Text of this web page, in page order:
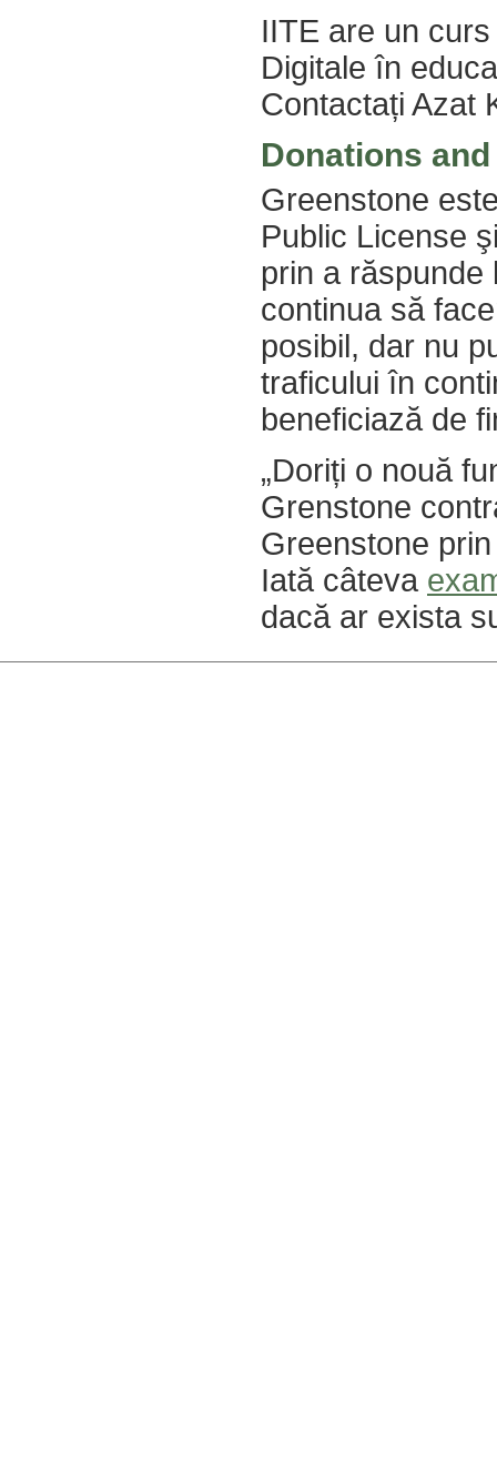
IITE are un
Digitale în
Contactați Azat
Donations
Greenstone
Public License
prin a răspunde
continua să
posibil, dar nu
traficului în
beneficiază de
„Doriți o nouă
Grenstone
Greenstone
Iată câteva
dacă ar exista